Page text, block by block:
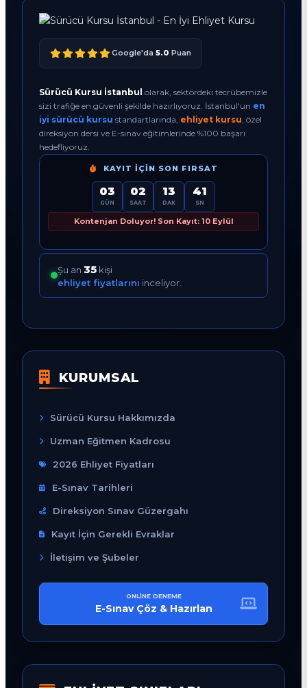
Google'da 5.0 Puan
Sürücü Kursu İstanbul olarak, sektördeki tecrübemizle
sizi trafiğe en güvenli şekilde hazırlıyoruz. İstanbul'un en
iyi sürücü kursu standartlarında, ehliyet kursu , özel
direksiyon dersi ve E-sınav eğitimlerinde %100 başarı
hedefliyoruz.
KAYIT İÇIN SON FIRSAT
03
GÜN
02
SAAT
13
DAK
40
SN
Kontenjan Doluyor! Son Kayıt: 10 Eylül
Şu an 35 kişi
ehliyet fiyatlarını inceliyor.
KURUMSAL
Sürücü Kursu Hakkımızda
Uzman Eğitmen Kadrosu
2026 Ehliyet Fiyatları
E-Sınav Tarihleri
Direksiyon Sınav Güzergahı
Kayıt İçin Gerekli Evraklar
İletişim ve Şubeler
ONLINE DENEME
E-Sınav Çöz & Hazırlan